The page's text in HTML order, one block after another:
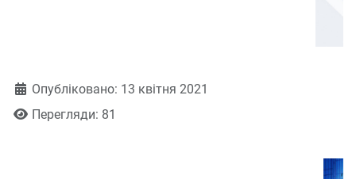
ДеталіОпубліковано: 13 квітня 2021
Перегляди: 81